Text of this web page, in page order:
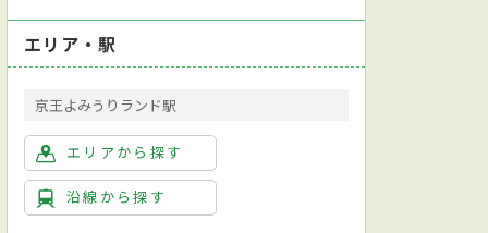
エリア・駅
京王よみうりランド駅
エリアから探す
沿線から探す